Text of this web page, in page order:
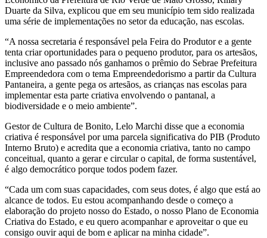
Duarte da Silva, explicou que em seu município tem sido realizada
uma série de implementações no setor da educação, nas escolas.
“A nossa secretaria é responsável pela Feira do Produtor e a gente
tenta criar oportunidades para o pequeno produtor, para os artesãos,
inclusive ano passado nós ganhamos o prêmio do Sebrae Prefeitura
Empreendedora com o tema Empreendedorismo a partir da Cultura
Pantaneira, a gente pega os artesãos, as crianças nas escolas para
implementar esta parte criativa envolvendo o pantanal, a
biodiversidade e o meio ambiente”.
Gestor de Cultura de Bonito, Lelo Marchi disse que a economia
criativa é responsável por uma parcela significativa do PIB (Produto
Interno Bruto) e acredita que a economia criativa, tanto no campo
conceitual, quanto a gerar e circular o capital, de forma sustentável,
é algo democrático porque todos podem fazer.
“Cada um com suas capacidades, com seus dotes, é algo que está ao
alcance de todos. Eu estou acompanhando desde o começo a
elaboração do projeto nosso do Estado, o nosso Plano de Economia
Criativa do Estado, e eu quero acompanhar e aproveitar o que eu
consigo ouvir aqui de bom e aplicar na minha cidade”.